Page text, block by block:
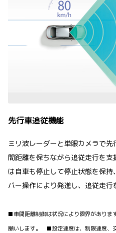
先行車追従機能
ミリ波レーダーと単眼カメラで
間距離を保ちながら追従走行を
は自車も停止して停止状態を保
バー操作により発進し、追従走行
■車間距離制御は状況により限界がありま
願いします。 ■設定速度は、制限速度、